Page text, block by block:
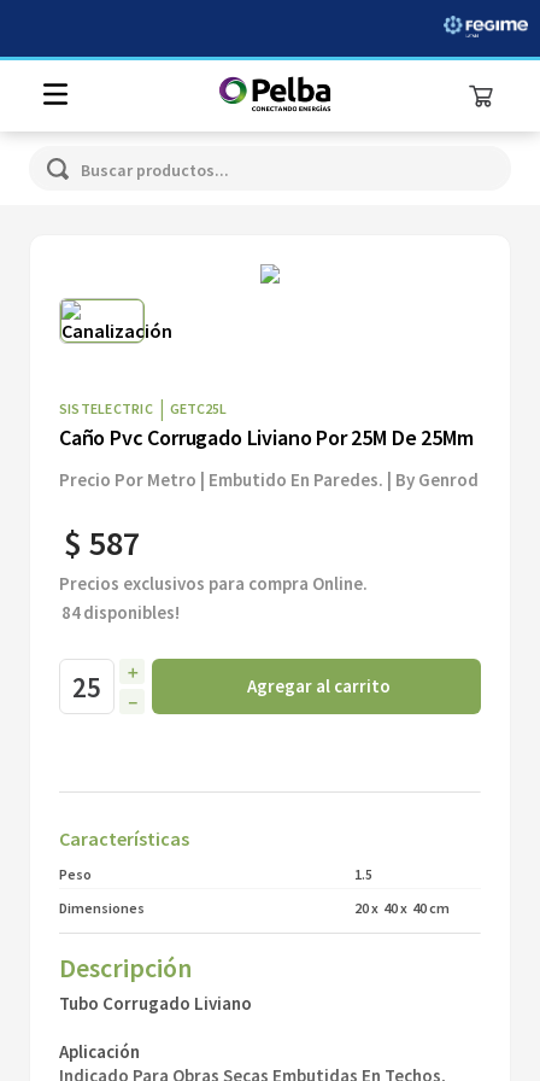
Buscar productos...
SISTELECTRIC | GETC25L
Caño Pvc Corrugado Liviano Por 25M De 25Mm
Precio Por Metro | Embutido En Paredes. | By Genrod
$ 587
Precios exclusivos para compra Online.
84disponibles!
＋
－
Agregar al carrito
Características
Peso
1.5
Dimensiones
20x 40x 40cm
Descripción
Tubo Corrugado Liviano
Aplicación
Indicado Para Obras Secas Embutidas En Techos,